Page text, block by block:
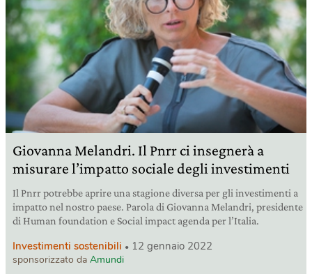
Giovanna Melandri. Il Pnrr ci insegnerà a
misurare l’impatto sociale degli investimenti
Il Pnrr potrebbe aprire una stagione diversa per gli investimenti a
impatto nel nostro paese. Parola di Giovanna Melandri, presidente
di Human foundation e Social impact agenda per l’Italia.
Investimenti sostenibili 12 gennaio 2022
sponsorizzato da Amundi